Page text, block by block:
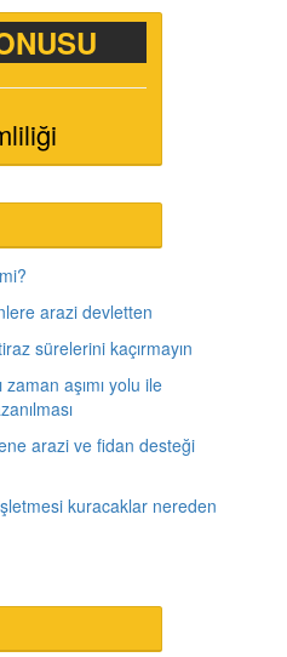
arazi devletten
sürelerini kaçırmayın
aşımı yolu ile
arazi ve fidan desteği
kuracaklar nereden